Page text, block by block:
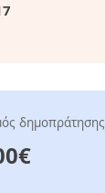
δημοπράτησης